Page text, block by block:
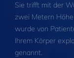
Sie trifft mit der
zwei Metern
wurde von
Ihrem Körper
genannt.